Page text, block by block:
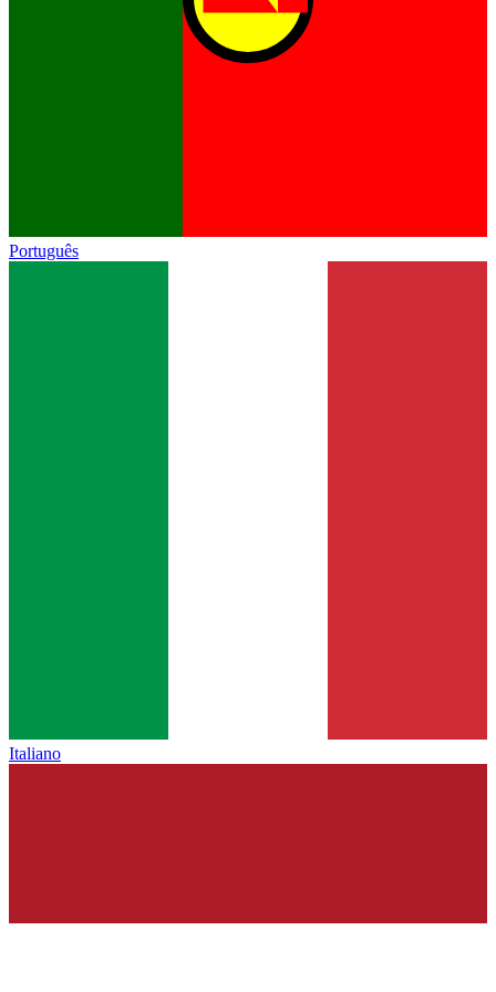
Português
Italiano